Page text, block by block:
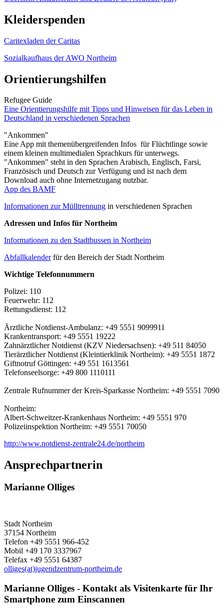
Kleiderspenden
Caritexladen der Caritas
Sozialkaufhaus der AWO Northeim
Orientierungshilfen
Refugee Guide
Eine Orientierungshilfe mit Tipps und Hinweisen für das Leben in
Deutschland in verschiedenen Sprachen
"Ankommen"
Eine App mit themenübergreifenden Infos für Flüchtlinge sowie
einem kleinen multimedialen Sprachkurs für unterwegs.
"Ankommen" steht in den Sprachen Arabisch, Englisch, Farsi,
Französisch und Deutsch zur Verfügung und ist nach dem
Download auch ohne Internetzugang nutzbar.
App des BAMF
Informationen zur Mülltrennung in verschiedenen Sprachen
Adressen und Infos für Northeim
Informationen zu den Stadtbussen in Northeim
Abfallkalenderfür den Bereich der Stadt Northeim
Wichtige Telefonnummern
Polizei: 110
Feuerwehr: 112
Rettungsdienst: 112
Ärztliche Notdienst-Ambulanz: +49 5551 9099911
Krankentransport: +49 5551 19222
Zahnärztlicher Notdienst (KZV Niedersachsen): +49 511 84050
Tierärztlicher Notdienst (Kleintierklinik Northeim): +49 5551 1872
Giftnotruf Göttingen: +49 551 1613561
Telefonseelsorge: +49 800 1110111
Zentrale Rufnummer der Kreis-Sparkasse Northeim: +49 5551 7090
Northeim:
Albert-Schweitzer-Krankenhaus Northeim: +49 5551 970
Polizeiinspektion Northeim: +49 5551 70050
http://www.notdienst-zentrale24.de/northeim
Ansprechpartnerin
Marianne Olliges
Stadt Northeim
37154 Northeim
Telefon +49 5551 966-452
Mobil +49 170 3337967
Telefax +49 5551 64387
olliges(at)jugendzentrum-northeim.de
Marianne Olliges - Kontakt als Visitenkarte für Ihr
Smartphone zum Einscannen